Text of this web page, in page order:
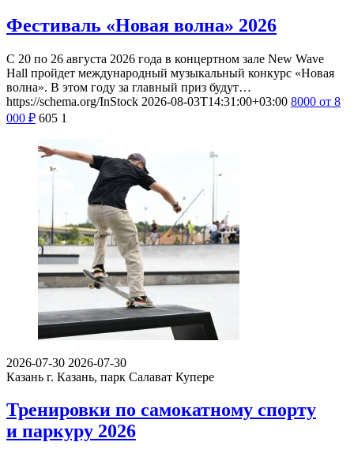
Фестиваль «Новая волна» 2026
С 20 по 26 августа 2026 года в концертном зале New Wave
Hall пройдет международный музыкальный конкурс «Новая
волна». В этом году за главный приз будут…
https://schema.org/InStock 2026-08-03T14:31:00+03:00 8000 от 8
000 ₽ 605 1
2026-07-30 2026-07-30
Казань г. Казань, парк Салават Купере
Тренировки по самокатному спорту
и паркуру 2026